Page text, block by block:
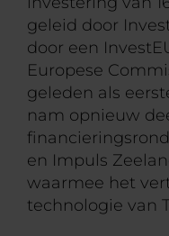
geleid door
door een
Europese
geleden als
nam opnieuw
en Impuls
waarmee het
technologie van